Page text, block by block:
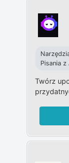
Pisania z
Twórz